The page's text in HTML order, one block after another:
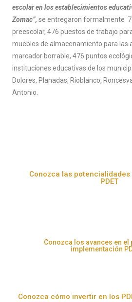
escolar en los establecimientos
Zomac”, se entregaron formalmente
preescolar, 476 puestos de trabajo
muebles de almacenamiento para las
marcador borrable, 476 puntos
instituciones educativas de los
Dolores, Planadas, Ríoblanco,
Antonio.
Conozca las
PDET
Conozca los avances en el
implementación
Conozca cómo invertir en los